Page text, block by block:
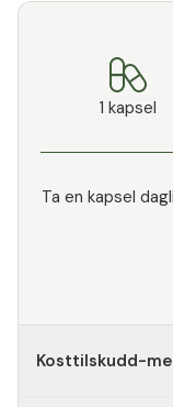
1 kapsel
Ta en kapsel
Kosttilskudd-